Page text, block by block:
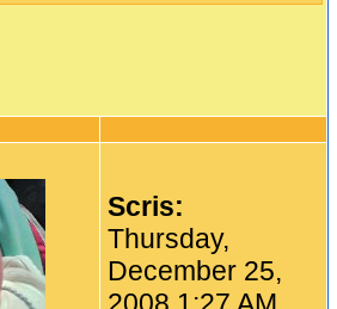
Scris:
Thursday,
December 25,